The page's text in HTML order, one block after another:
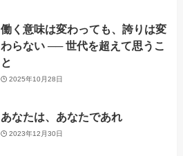
働く意味は変わっても、誇りは変
わらない ── 世代を超えて思うこ
と
2025年10月28日
あなたは、あなたであれ
2023年12月30日